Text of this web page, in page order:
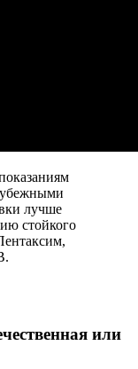
лучше
стойкого
или